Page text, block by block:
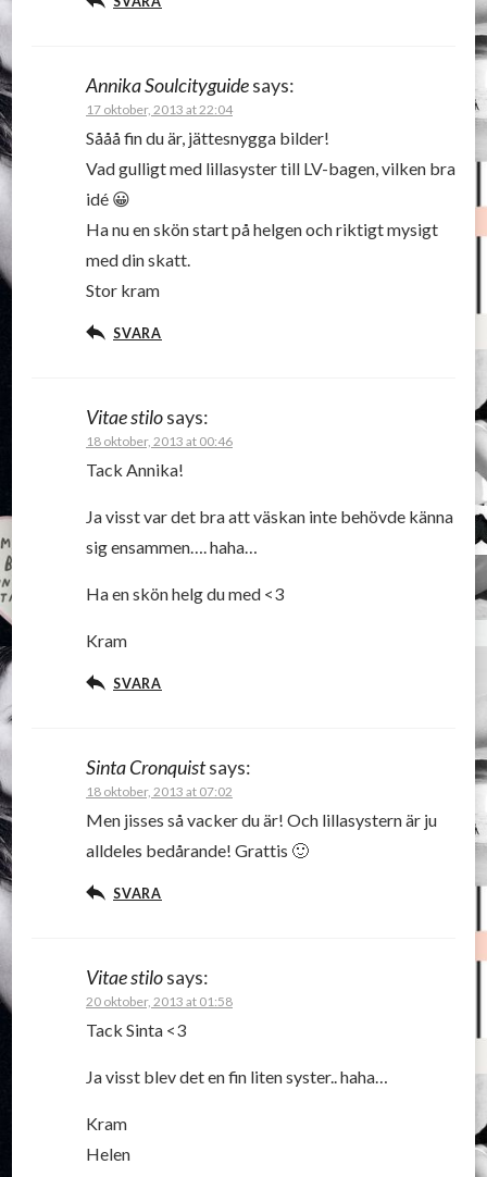
Annika Soulcityguidesays:
17 oktober, 2013 at 22:04
Sååå fin du är, jättesnygga bilder!
Vad gulligt med lillasyster till LV-bagen, vilken bra
idé 😀
Ha nu en skön start på helgen och riktigt mysigt
med din skatt.
Stor kram
SVARA
Vitae stilosays:
18 oktober, 2013 at 00:46
Tack Annika!
Ja visst var det bra att väskan inte behövde känna
sig ensammen…. haha…
Ha en skön helg du med <3
Kram
SVARA
Sinta Cronquistsays:
18 oktober, 2013 at 07:02
Men jisses så vacker du är! Och lillasystern är ju
alldeles bedårande! Grattis 🙂
SVARA
Vitae stilosays:
20 oktober, 2013 at 01:58
Tack Sinta <3
Ja visst blev det en fin liten syster.. haha…
Kram
Helen